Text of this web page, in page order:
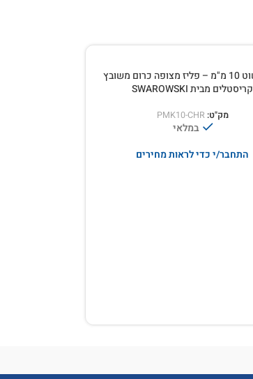
פס קישוט 10 מ"מ – פליז מצופה כרום משובץ
קריסטלים מבית SWAROWSKI
מק"ט:PMK10-CHR
במלאי
התחבר/י כדי לראות מחירים